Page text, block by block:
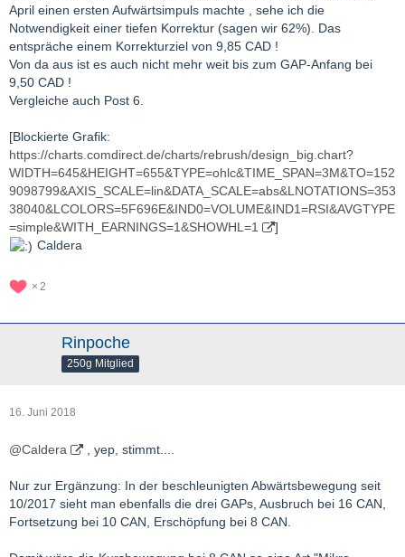
April einen ersten Aufwärtsimpuls machte , sehe ich die
Notwendigkeit einer tiefen Korrektur (sagen wir 62%). Das
entspräche einem Korrekturziel von 9,85 CAD !
Von da aus ist es auch nicht mehr weit bis zum GAP-Anfang bei
9,50 CAD !
Vergleiche auch Post 6.
[Blockierte Grafik:
https://charts.comdirect.de/charts/rebrush/design_big.chart?
WIDTH=645&HEIGHT=655&TYPE=ohlc&TIME_SPAN=3M&TO=152
9098799&AXIS_SCALE=lin&DATA_SCALE=abs&LNOTATIONS=353
38040&LCOLORS=5F696E&IND0=VOLUME&IND1=RSI&AVGTYPE
=simple&WITH_EARNINGS=1&SHOWHL=1
]
Caldera
2
Rinpoche
250g Mitglied
16. Juni 2018
@Caldera , yep, stimmt....
Nur zur Ergänzung: In der beschleunigten Abwärtsbewegung seit
10/2017 sieht man ebenfalls die drei GAPs, Ausbruch bei 16 CAN,
Fortsetzung bei 10 CAN, Erschöpfung bei 8 CAN.